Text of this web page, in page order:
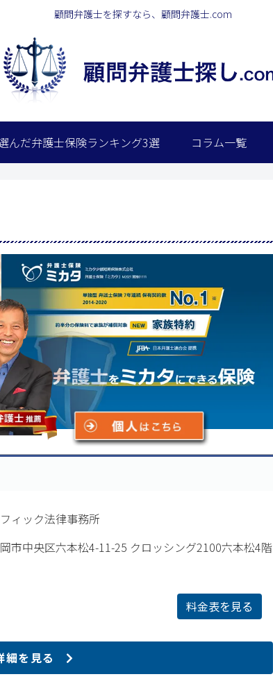
顧問弁護士を探すなら、顧問弁護士.com
んだ弁護士保険ランキング3選 コラム一覧
ィック法律事務所
市中央区六本松4-11-25 クロッシング2100六本松4階
料金表を見る
細を見る